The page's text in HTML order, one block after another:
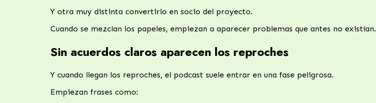
Y otra muy distinta convertirlo en socio del proyecto.
Cuando se mezclan los papeles, empiezan a aparecer problemas que antes no existían.
Sin acuerdos claros aparecen los reproches
Y cuando llegan los reproches, el podcast suele entrar en una fase peligrosa.
Empiezan frases como: